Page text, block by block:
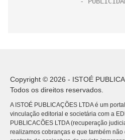
Copyright © 2026 - ISTOÉ
Todos os direitos reservados.
A ISTOÉ PUBLICAÇÕES LTDA é um
vinculação editorial e societária com a
PUBLICACÕES LTDA (recuperação
realizamos cobranças e que também